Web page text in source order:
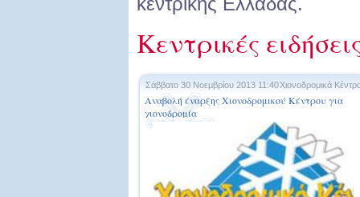
Κεντρικές
Σάββατο 30 Νοεμβρίου 2013 11:40Χιονοδρομικά
Αναβολή έναρξης Χιονοδρομικού Κέντρου για
χιονοδρομία